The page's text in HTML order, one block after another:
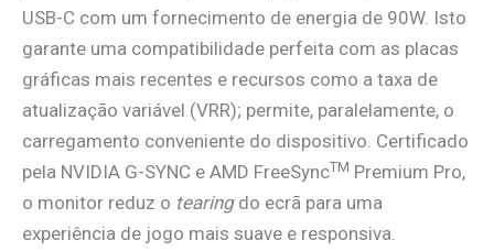
USB-C com um fornecimento de energia de 90W. Isto
garante uma compatibilidade perfeita com as placas
gráficas mais recentes e recursos como a taxa de
atualização variável (VRR); permite, paralelamente, o
carregamento conveniente do dispositivo. Certificado
pela NVIDIA G-SYNC e AMD FreeSyncTM Premium Pro,
o monitor reduz o tearingdo ecrã para uma
experiência de jogo mais suave e responsiva.